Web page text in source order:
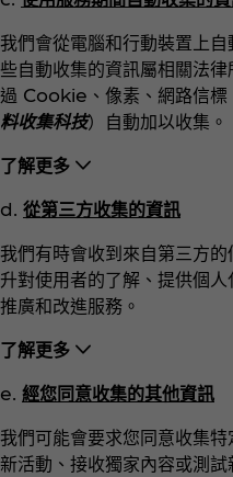
我們會從電腦和行動裝置上
些自動收集的資訊屬相關法
過 Cookie、像素、網路信標
料收集科技）自動加以收集。
了解更多
d. 從第三方收集的資訊
我們有時會收到來自第三方
升對使用者的了解、提供個
推廣和改進服務。
了解更多
e. 經您同意收集的其他資訊
我們可能會要求您同意收集
新活動、接收獨家內容或測